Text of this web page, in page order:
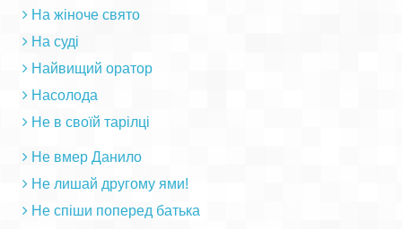
На жіноче свято
На суді
Найвищий оратор
Насолода
Не в своїй тарілці
Не вмер Данило
Не лишай другому ями!
Не спіши поперед батька